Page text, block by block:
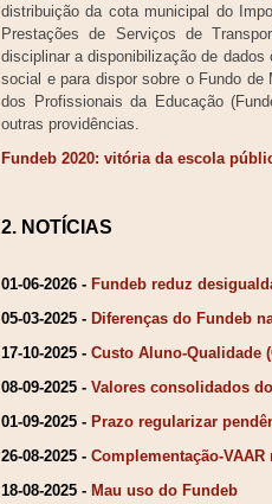
distribuição da cota municipal do
Prestações de Serviços de
disciplinar a disponibilização de
social e para dispor sobre o Fundo
dos Profissionais da Educação
outras providências.
Fundeb 2020: vitória da escola
2. NOTÍCIAS
01-06-2026 - Fundeb reduz
05-03-2025 - Diferenças do Fundeb
17-10-2025 - Custo Aluno-Qualidade
08-09-2025 - Valores consolidados
01-09-2025 - Prazo regularizar
26-08-2025 - Complementação-
18-08-2025 - Mau uso do Fundeb